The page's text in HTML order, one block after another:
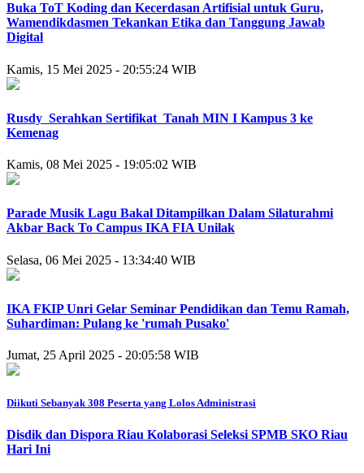
Buka ToT Koding dan Kecerdasan Artifisial untuk Guru,
Wamendikdasmen Tekankan Etika dan Tanggung Jawab
Digital
Kamis, 15 Mei 2025 - 20:55:24 WIB
Rusdy Serahkan Sertifikat Tanah MIN I Kampus 3 ke
Kemenag
Kamis, 08 Mei 2025 - 19:05:02 WIB
Parade Musik Lagu Bakal Ditampilkan Dalam Silaturahmi
Akbar Back To Campus IKA FIA Unilak
Selasa, 06 Mei 2025 - 13:34:40 WIB
IKA FKIP Unri Gelar Seminar Pendidikan dan Temu Ramah,
Suhardiman: Pulang ke 'rumah Pusako'
Jumat, 25 April 2025 - 20:05:58 WIB
Diikuti Sebanyak 308 Peserta yang Lolos Administrasi
Disdik dan Dispora Riau Kolaborasi Seleksi SPMB SKO Riau
Hari Ini